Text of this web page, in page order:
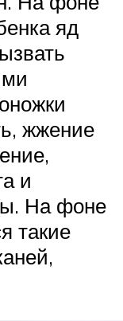
яд
жжение
и
На фоне
такие